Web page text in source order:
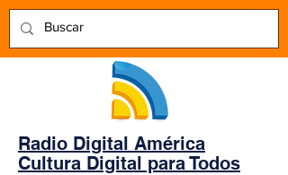
Radio Digital América
Cultura Digital para Todos